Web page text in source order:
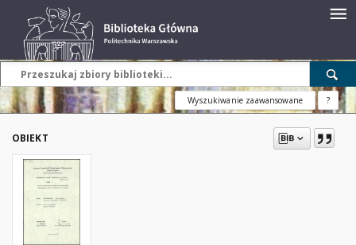
Wyszukiwanie zaawansowane ?
OBIEKT